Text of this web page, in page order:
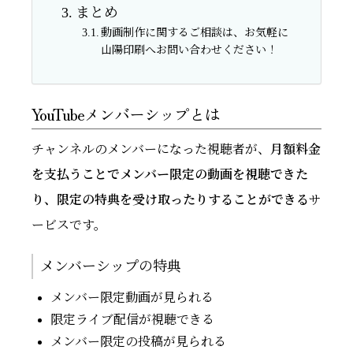
まとめ
動画制作に関するご相談は、お気軽に
山陽印刷へお問い合わせください！
YouTubeメンバーシップとは
チャンネルのメンバーになった視聴者が、
月額料金
を支払うことでメンバー限定の動画を視聴できた
り、限定の特典を受け取ったりすることができるサ
ービスです。
メンバーシップの特典
メンバー限定動画が見られる
限定ライブ配信が視聴できる
メンバー限定の投稿が見られる